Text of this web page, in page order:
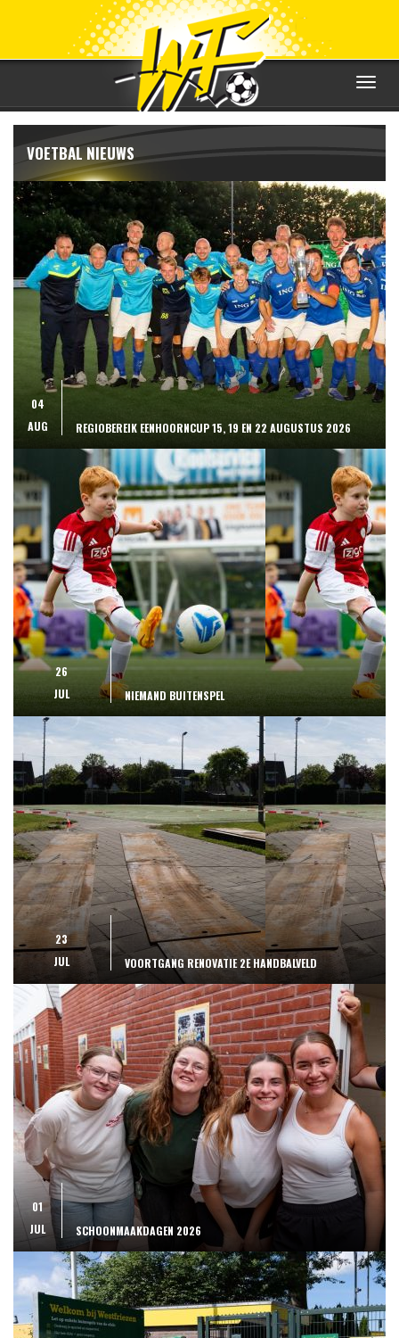
Toggle
VOETBAL NIEUWS
04
AUG
REGIOBEREIK EENHOORNCUP 15, 19 EN 22 AUGUSTUS 2026
26
JUL
NIEMAND BUITENSPEL
23
JUL
VOORTGANG RENOVATIE 2E HANDBALVELD
01
JUL
SCHOONMAAKDAGEN 2026